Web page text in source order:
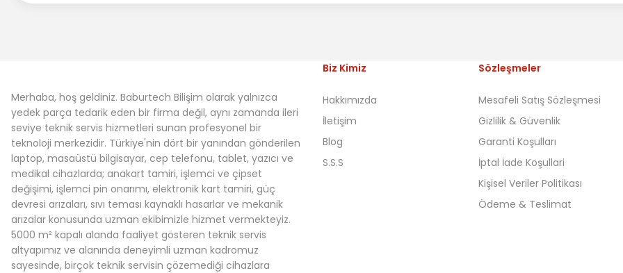
Merhaba, hoş geldiniz. Baburtech Bilişim olarak yalnızca
yedek parça tedarik eden bir firma değil, aynı zamanda ileri
seviye teknik servis hizmetleri sunan profesyonel bir
teknoloji merkezidir. Türkiye'nin dört bir yanından gönderilen
laptop, masaüstü bilgisayar, cep telefonu, tablet, yazıcı ve
medikal cihazlarda; anakart tamiri, işlemci ve çipset
değişimi, işlemci pin onarımı, elektronik kart tamiri, güç
devresi arızaları, sıvı teması kaynaklı hasarlar ve mekanik
arızalar konusunda uzman ekibimizle hizmet vermekteyiz.
5000 m² kapalı alanda faaliyet gösteren teknik servis
altyapımız ve alanında deneyimli uzman kadromuz
sayesinde, birçok teknik servisin çözemediği cihazlara
Biz Kimiz
Hakkımızda
İletişim
Blog
S.S.S
Sözleşmeler
Mesafeli Satış Sözleşmesi
Gizlilik & Güvenlik
Garanti Koşulları
İptal İade Koşullari
Kişisel Veriler Politikası
Ödeme & Teslimat